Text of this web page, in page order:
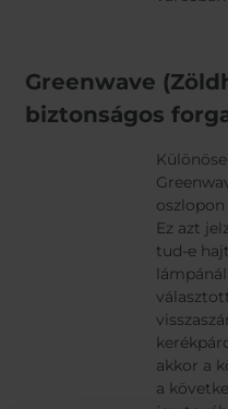
Greenwave
biztonságos
Ez azt
tud-e
akkor a
a